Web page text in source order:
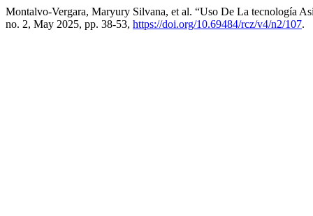
Montalvo-Vergara, Maryury Silvana, et al. “Uso De La tecnología
no. 2, May 2025, pp. 38-53, https://doi.org/10.69484/rcz/v4/n2/107.